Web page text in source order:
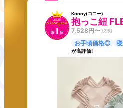
Konny(コニー)
抱っこ紐
7,528円〜(税抜)
お手頃価格◎
が高評価!